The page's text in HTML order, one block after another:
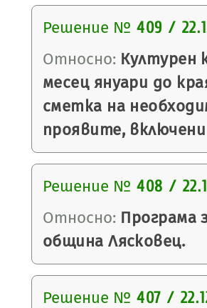
Решение № 409 /
Относно: Културен
месец януари до
сметка на
проявите,
Решение № 408 /
Относно: Програма
община Лясковец.
Решение № 407 /